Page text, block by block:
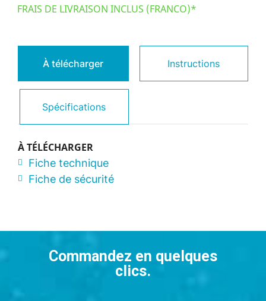
FRAIS DE LIVRAISON INCLUS (FRANCO)*
À télécharger Instructions
Spécifications
À TÉLÉCHARGER
Fiche technique
Fiche de sécurité
Commandez en quelques
clics.